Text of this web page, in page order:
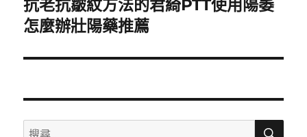
下
一
文
抗老抗皺紋方法的君綺PTT使用陽萎
怎麼辦壯陽藥推薦
搜
搜